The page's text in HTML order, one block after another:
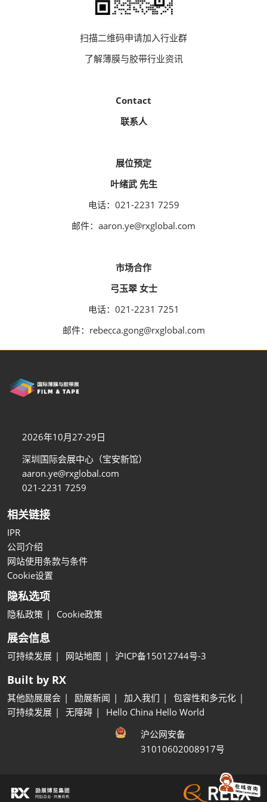
扫描二维码申请加入行业群
了解薄膜与胶带行业资讯
Contact
联系人
展位预定
叶绪武 先生
电话：021-2231 7259
邮件：aaron.ye@rxglobal.com
市场合作
弓玉翠 女士
电话：021-2231 7251
邮件：rebecca.gong@rxglobal.com
2026年10月27-29日
深圳国际会展中心（宝安新馆）
aaron.ye@rxglobal.com
021-2231 7259
相关链接
IPR
公司介绍
网站使用条款与条件
Cookie设置
隐私选项
隐私政策 Cookie政策
展会信息
可持续发展 网站地图 沪ICP备15012744号-3
Built by RX
其他励展展会 励展新闻 加入我们
包容性和多元化
可持续发展
无障碍
Hello China Hello World
沪公网安备
31010602008917号